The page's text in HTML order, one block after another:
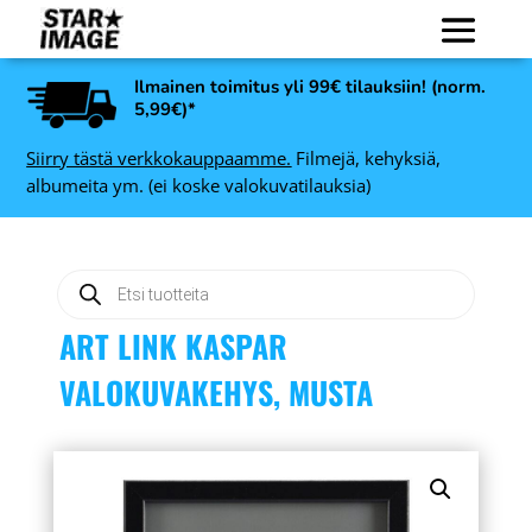
Ilmainen toimitus yli 99€ tilauksiin! (norm.
5,99€)*
Siirry tästä verkkokauppaamme. Filmejä, kehyksiä,
albumeita ym. (ei koske valokuvatilauksia)
search
ART LINK KASPAR
VALOKUVAKEHYS, MUSTA
Art Link Leila